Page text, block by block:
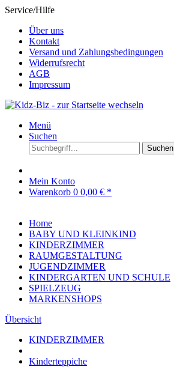
Service/Hilfe
Über uns
Kontakt
Versand und Zahlungsbedingungen
Widerrufsrecht
AGB
Impressum
Menü
Suchen
Suchen
Mein Konto
Warenkorb 0 0,00 € *
Home
BABY UND KLEINKIND
KINDERZIMMER
RAUMGESTALTUNG
JUGENDZIMMER
KINDERGARTEN UND SCHULE
SPIELZEUG
MARKENSHOPS
Übersicht
KINDERZIMMER
Kinderteppiche